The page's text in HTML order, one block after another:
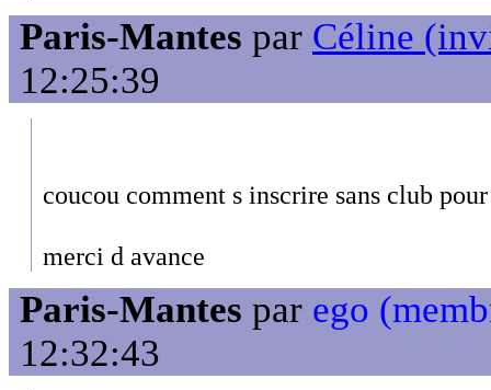
Paris-Mantes par Céline
12:25:39
coucou comment s inscrire sans club
merci d avance
Paris-Mantes par ego
12:32:43